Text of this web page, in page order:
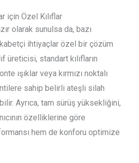
için Özel Kılıflar
olarak sunulsa da, bazı
ihtiyaçlar özel bir çözüm
üreticisi, standart kılıfların
ışıklar veya kırmızı noktalı
sahip belirli ateşli silah
Ayrıca, tam sürüş yüksekliğini,
özelliklerine göre
hem de konforu optimize